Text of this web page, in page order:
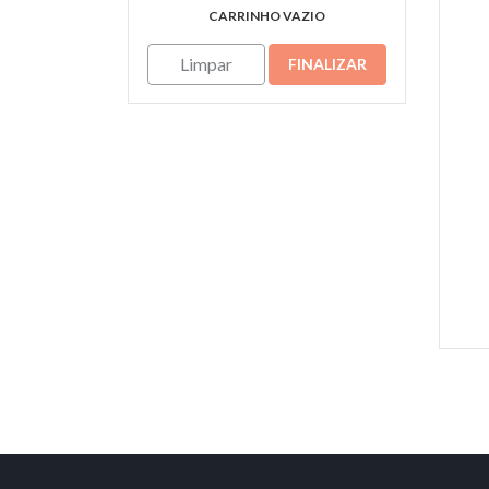
CARRINHO VAZIO
Limpar FINALIZAR